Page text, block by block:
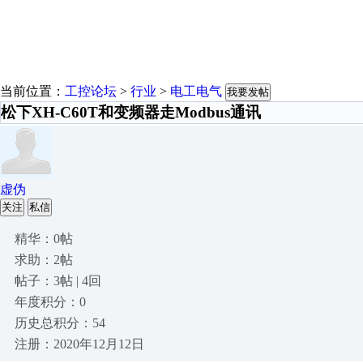
当前位置： 工控论坛 > 行业 > 电工电气 我要发帖
松下XH-C60T和变频器走Modbus通讯
虚伪
关注 私信
精华：0帖
求助：2帖
帖子：3帖 | 4回
年度积分：0
历史总积分：54
注册：2020年12月12日